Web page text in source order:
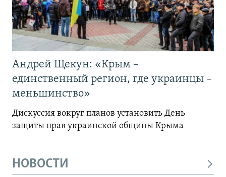
Андрей Щекун: «Крым –
единственный регион, где украинцы –
меньшинство»
Дискуссия вокруг планов установить День
защиты прав украинской общины Крыма
НОВОСТИ